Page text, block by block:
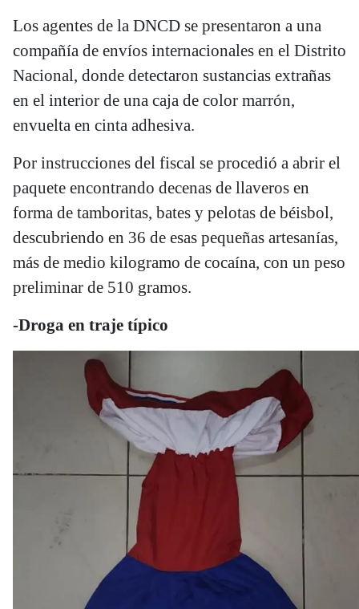
Los agentes de la DNCD se presentaron a una
compañía de envíos internacionales en el Distrito
Nacional, donde detectaron sustancias extrañas
en el interior de una caja de color marrón,
envuelta en cinta adhesiva.
Por instrucciones del fiscal se procedió a abrir el
paquete encontrando decenas de llaveros en
forma de tamboritas, bates y pelotas de béisbol,
descubriendo en 36 de esas pequeñas artesanías,
más de medio kilogramo de cocaína, con un peso
preliminar de 510 gramos.
-Droga en traje típico